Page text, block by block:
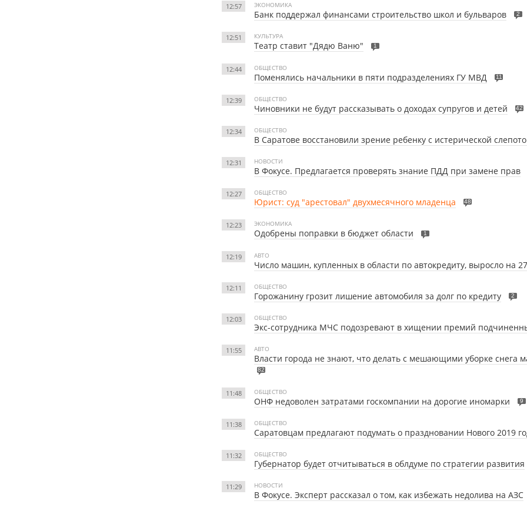
12:57 ЭКОНОМИКА
Банк поддержал финансами строительство школ и бульваров 2
12:51 КУЛЬТУРА
Театр ставит "Дядю Ваню" 1
12:44 ОБЩЕСТВО
Поменялись начальники в пяти подразделениях ГУ МВД 11
12:39 ОБЩЕСТВО
Чиновники не будут рассказывать о доходах супругов и детей 42
12:34 ОБЩЕСТВО
В Саратове восстановили зрение ребенку с истерической
12:31 НОВОСТИ
В Фокусе. Предлагается проверять знание ПДД при замене прав
12:27 ОБЩЕСТВО
Юрист: суд "арестовал" двухмесячного младенца 48
12:23 ЭКОНОМИКА
Одобрены поправки в бюджет области 1
12:19 АВТО
Число машин, купленных в области по автокредиту, выросло на
12:11 ОБЩЕСТВО
Горожанину грозит лишение автомобиля за долг по кредиту 2
12:03 ОБЩЕСТВО
Экс-сотрудника МЧС подозревают в хищении премий
11:55 АВТО
Власти города не знают, что делать с мешающими уборке снега
82
11:48 ОБЩЕСТВО
ОНФ недоволен затратами госкомпании на дорогие иномарки 9
11:38 ОБЩЕСТВО
Саратовцам предлагают подумать о праздновании Нового 2019
11:32 ОБЩЕСТВО
Губернатор будет отчитываться в облдуме по стратегии развития
11:29 НОВОСТИ
В Фокусе. Эксперт рассказал о том, как избежать недолива на АЗС